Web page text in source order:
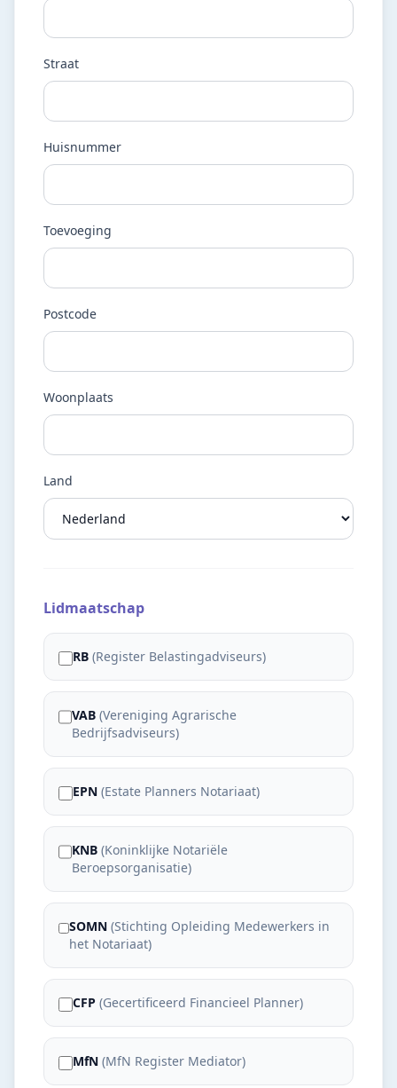
Straat
Huisnummer
Toevoeging
Postcode
Woonplaats
Land
Lidmaatschap
RB (Register Belastingadviseurs)
VAB (Vereniging Agrarische
Bedrijfsadviseurs)
EPN (Estate Planners Notariaat)
KNB (Koninklijke Notariële
Beroepsorganisatie)
SOMN (Stichting Opleiding Medewerkers in
het Notariaat)
CFP (Gecertificeerd Financieel Planner)
MfN (MfN Register Mediator)